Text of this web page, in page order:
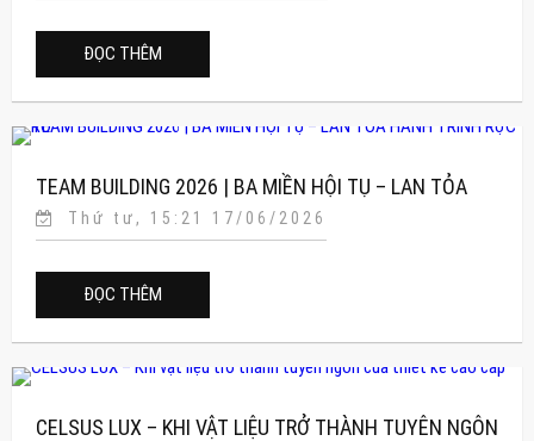
ĐỌC THÊM
TEAM BUILDING 2026 | BA MIỀN HỘI TỤ – LAN TỎA
HÀNH TRÌNH RỰC RỠ
Thứ tư, 15:21 17/06/2026
ĐỌC THÊM
CELSUS LUX – KHI VẬT LIỆU TRỞ THÀNH TUYÊN NGÔN